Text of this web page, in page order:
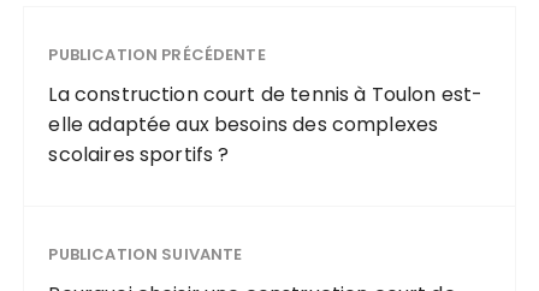
PUBLICATION PRÉCÉDENTE
La construction court de tennis à Toulon est-
elle adaptée aux besoins des complexes
scolaires sportifs ?
PUBLICATION SUIVANTE